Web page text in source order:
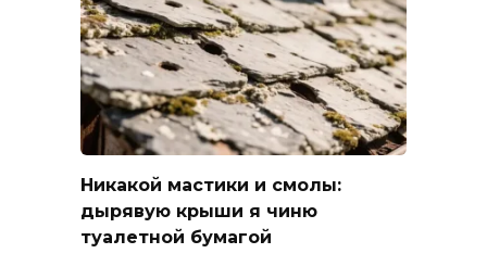
Никакой мастики и смолы:
дырявую крыши я чиню
туалетной бумагой